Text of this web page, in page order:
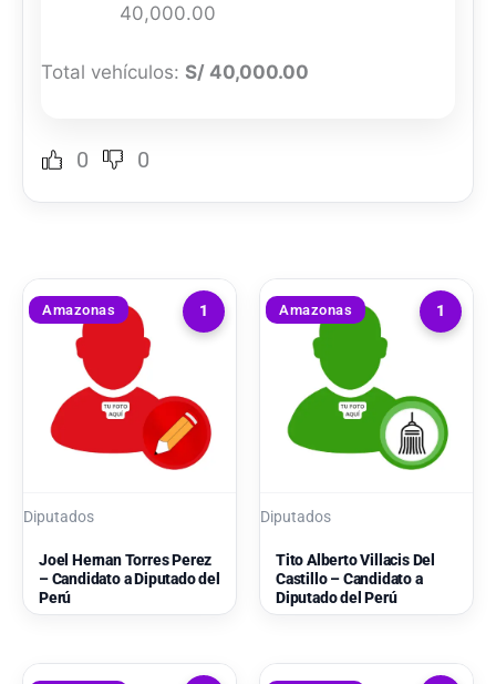
40,000.00
Total vehículos: S/ 40,000.00
0 0
1
Amazonas
Diputados
Joel Hernan Torres Perez
– Candidato a Diputado del
Perú
1
Amazonas
Diputados
Tito Alberto Villacis Del
Castillo – Candidato a
Diputado del Perú